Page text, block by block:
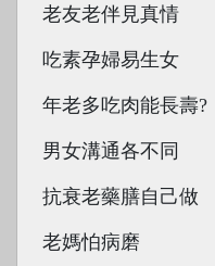
老友老伴見真情
吃素孕婦易生女
年老多吃肉能長壽?
男女溝通各不同
抗衰老藥膳自己做
老媽怕病磨